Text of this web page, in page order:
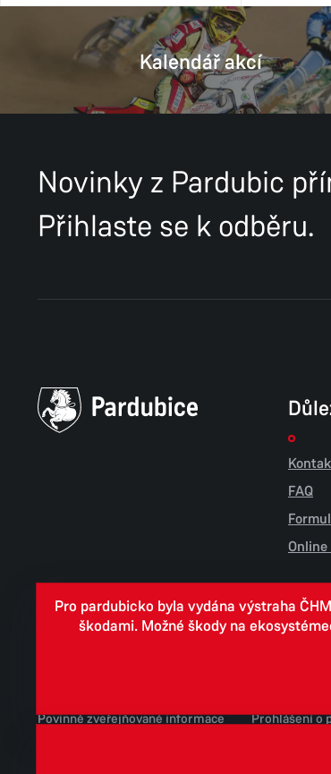
Kalendář akcí
Novinky z Pardubic
Přihlaste se k odběru.
FAQ
Povinně zveřejňované informace
Prohlášení o
Pro pardubicko byla vydána výstraha
škodami. Možné škody na